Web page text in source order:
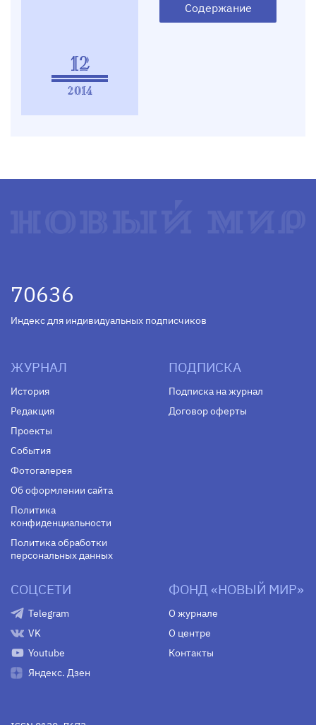
12
2014
Содержание
70636
Индекс для индивидуальных подписчиков
ЖУРНАЛ
История
Редакция
Проекты
События
Фотогалерея
Об оформлении сайта
Политика
конфиденциальности
Политика обработки
персональных данных
ПОДПИСКА
Подписка на журнал
Договор оферты
СОЦСЕТИ
Telegram
VK
Youtube
Яндекс. Дзен
ФОНД «НОВЫЙ МИР»
О журнале
О центре
Контакты